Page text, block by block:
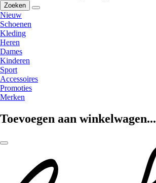
Zoeken
Nieuw
Schoenen
Kleding
Heren
Dames
Kinderen
Sport
Accessoires
Promoties
Merken
Toevoegen aan winkelwagen...